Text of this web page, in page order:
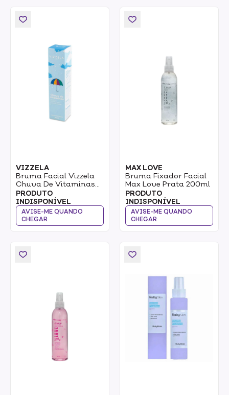
VIZZELA
Bruma Facial Vizzela
Chuva De Vitaminas
Vegano 90ml
PRODUTO
INDISPONÍVEL
AVISE-ME QUANDO
CHEGAR
MAX LOVE
Bruma Fixador Facial
Max Love Prata 200ml
PRODUTO
INDISPONÍVEL
AVISE-ME QUANDO
CHEGAR